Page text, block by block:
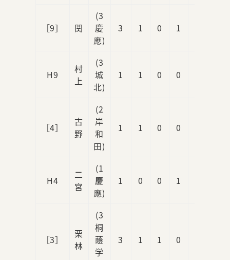
［9］ 関
(3
慶
應)
3 1 0 1
H9
村
上
(3
城
北)
1 1 0 0
［4］
古
野
(2
岸
和
田)
1 1 0 0
H4
二
宮
(1
慶
應)
1 0 0 1
［3］
栗
林
(3
桐
蔭
学
3 1 1 0